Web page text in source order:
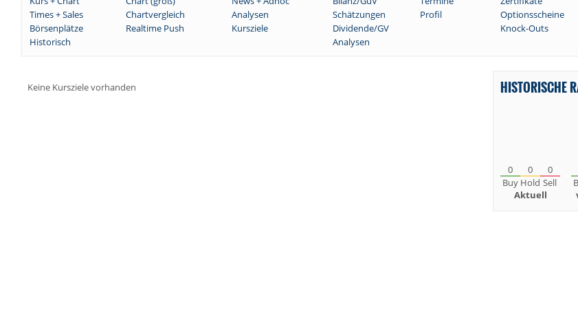
Times + Sales
Chartvergleich Analysen Schätzungen Profil Optionsscheine
Börsenplätze
Realtime Push Kursziele Dividende/GV
Knock-Outs
Historisch
Analysen
Keine Kursziele vorhanden HISTORISCHE
0
Buy
0
Hold
0
Sell
Aktuell